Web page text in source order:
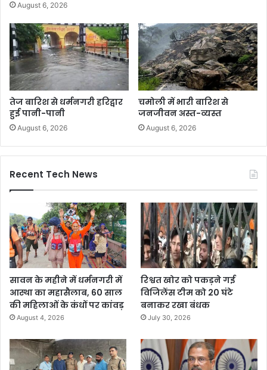
August 6, 2026
तेज बारिश से धर्मनगरी हरिद्वार
हुई पानी-पानी
August 6, 2026
चमोली में भारी बारिश से
जनजीवन अस्त-व्यस्त
August 6, 2026
Recent Tech News
सावन के महीने में धर्मनगरी में
आस्था का महासैलाब, 60 साल
की महिलाओं के कंधों पर कांवड़
August 4, 2026
रिश्वत खोर को पकड़ने गई
विजिलेंस टीम को 20 घंटे
बनाकर रखा बंधक
July 30, 2026